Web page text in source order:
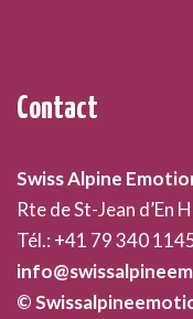
Contact
Swiss Alpine
Rte de St-Jean d’En
Tél.: +41 79 340
©